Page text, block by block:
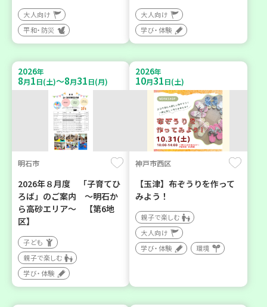
大人向け
平和・防災
大人向け
学び・体験
2026年
8月1日(土)～8月31日(月)
明石市
2026年８月度 「子育てひ
ろば」のご案内 ～明石か
ら高砂エリア～ 【第6地
区】
子ども
親子で楽しむ
学び・体験
2026年
10月31日(土)
神戸市西区
【玉津】布ぞうりを作って
みよう！
親子で楽しむ
大人向け
学び・体験
環境